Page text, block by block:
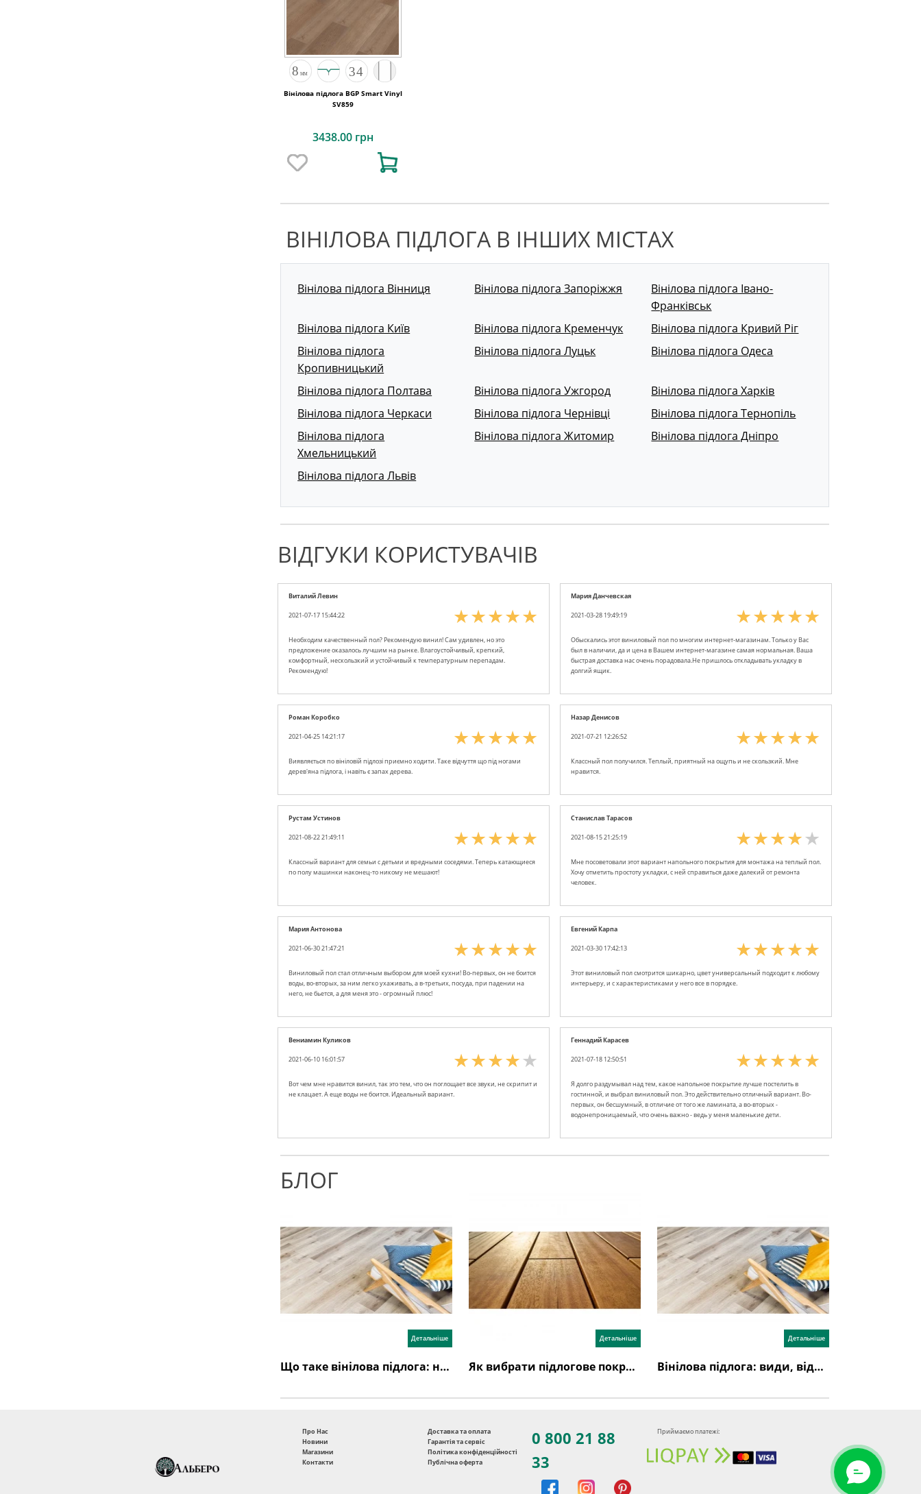
Вінілова підлога BGP Smart Vinyl
SV859
3438.00 грн
ВІНІЛОВА ПІДЛОГА В ІНШИХ МІСТАХ
Вінілова підлога Вінниця Вінілова підлога Запоріжжя
Вінілова підлога Івано-
Франківськ
Вінілова підлога Київ
Вінілова підлога Кременчук
Вінілова підлога Кривий Ріг
Вінілова підлога
Кропивницький
Вінілова підлога Луцьк Вінілова підлога Одеса
Вінілова підлога Полтава Вінілова підлога Ужгород
Вінілова підлога Харків
Вінілова підлога Черкаси
Вінілова підлога Чернівці
Вінілова підлога Тернопіль
Вінілова підлога
Хмельницький
Вінілова підлога Житомир Вінілова підлога Дніпро
Вінілова підлога Львів
ВІДГУКИ КОРИСТУВАЧІВ
Виталий Левин
2021-07-17 15:44:22
Необходим качественный пол? Рекомендую винил! Сам удивлен, но это
предложение оказалось лучшим на рынке. Влагоустойчивый, крепкий,
комфортный, нескользкий и устойчивый к температурным перепадам.
Рекомендую!
Мария Данчевская
2021-03-28 19:49:19
Обыскались этот виниловый пол по многим интернет-магазинам. Только у Вас
был в наличии, да и цена в Вашем интернет-магазине самая нормальная. Ваша
быстрая доставка нас очень порадовала.Не пришлось откладывать укладку в
долгий ящик.
Роман Коробко
2021-04-25 14:21:17
Виявляється по вініловій підлозі приємно ходити. Таке відчуття що під ногами
дерев'яна підлога, і навіть є запах дерева.
Назар Денисов
2021-07-21 12:26:52
Классный пол получился. Теплый, приятный на ощупь и не скользкий. Мне
нравится.
Рустам Устинов
2021-08-22 21:49:11
Классный вариант для семьи с детьми и вредными соседями. Теперь катающиеся
по полу машинки наконец-то никому не мешают!
Станислав Тарасов
2021-08-15 21:25:19
Мне посоветовали этот вариант напольного покрытия для монтажа на теплый пол.
Хочу отметить простоту укладки, с ней справиться даже далекий от ремонта
человек.
Мария Антонова
2021-06-30 21:47:21
Виниловый пол стал отличным выбором для моей кухни! Во-первых, он не боится
воды, во-вторых, за ним легко ухаживать, а в-третьих, посуда, при падении на
него, не бьется, а для меня это - огромный плюс!
Евгений Карпа
2021-03-30 17:42:13
Этот виниловый пол смотрится шикарно, цвет универсальный подходит к любому
интерьеру, и с характеристиками у него все в порядке.
Вениамин Куликов
2021-06-10 16:01:57
Вот чем мне нравится винил, так это тем, что он поглощает все звуки, не скрипит и
не клацает. А еще воды не боится. Идеальный вариант.
Геннадий Карасев
2021-07-18 12:50:51
Я долго раздумывал над тем, какое напольное покрытие лучше постелить в
гостинной, и выбрал виниловый пол. Это действительно отличный вариант. Во-
первых, он бесшумный, в отличие от того же ламината, а во-вторых -
водонепроницаемый, что очень важно - ведь у меня маленькие дети.
БЛОГ
Детальніше
Що таке вінілова підлога: недоліки, переваги, відгуки, як обрати?
Детальніше
Як вибрати підлогове покриття?
Детальніше
Вінілова підлога: види, відгуки, недоліки, переваги
Про Нас
Новини
Магазини
Контакти
Доставка та оплата
Гарантія та сервіс
Політика конфіденційності
Публічна оферта
0 800 21 88
33
Приймаємо платежі: